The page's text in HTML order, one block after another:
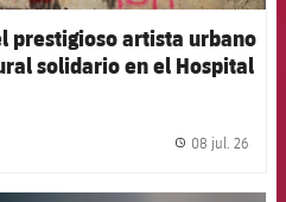
prestigioso artista urbano
solidario en el Hospital
08 jul. 26